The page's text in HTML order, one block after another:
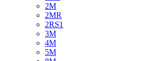
2M
2MR
2RS1
3M
4M
5M